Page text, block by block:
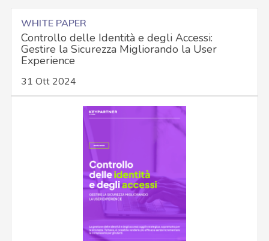
WHITE PAPER
Controllo delle Identità e degli Accessi:
Gestire la Sicurezza Migliorando la User
Experience
31 Ott 2024